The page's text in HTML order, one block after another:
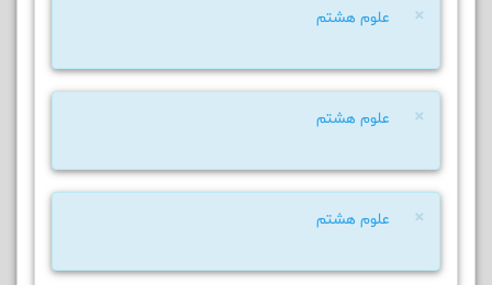
× علوم هشتم
× علوم هشتم
× علوم هشتم